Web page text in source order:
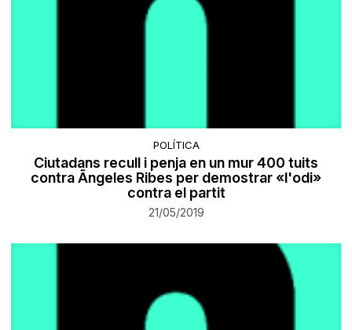
POLÍTICA
Ciutadans recull i penja en un mur 400 tuits
contra Ãngeles Ribes per demostrar «l'odi»
contra el partit
21/05/2019